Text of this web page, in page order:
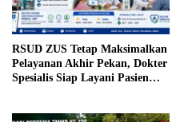
RSUD ZUS Tetap Maksimalkan
Pelayanan Akhir Pekan, Dokter
Spesialis Siap Layani Pasien